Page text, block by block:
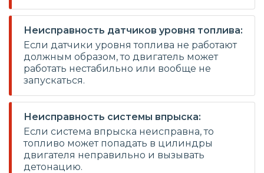
Неисправность датчиков уровня топлива:
Если датчики уровня топлива не работают
должным образом, то двигатель может
работать нестабильно или вообще не
запускаться.
Неисправность системы впрыска:
Если система впрыска неисправна, то
топливо может попадать в цилиндры
двигателя неправильно и вызывать
детонацию.